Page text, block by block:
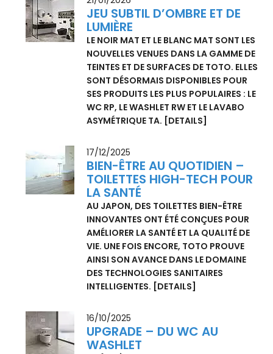
SANITAIRES QUI, GRÂCE À LA
CONCEPTION UNIVERSELLE (« UNIVERSAL
DESIGN ») SONT CONFORTABLES,
FACILES À UTILISER ET ACCESSIBLES À
TOUS.[DETAILS]
21/01/2026
JEU SUBTIL D’OMBRE ET DE
LUMIÈRE
NOUVELLES VENUES DANS LA GAMME DE
TEINTES ET DE SURFACES DE TOTO. ELLES
SONT DÉSORMAIS DISPONIBLES POUR
SES PRODUITS LES PLUS POPULAIRES : LE
WC RP, LE WASHLET RW ET LE LAVABO
ASYMÉTRIQUE TA. [DETAILS]
17/12/2025
BIEN-ÊTRE AU QUOTIDIEN –
TOILETTES HIGH-TECH POUR
LA SANTÉ
INNOVANTES ONT ÉTÉ CONÇUES POUR
AMÉLIORER LA SANTÉ ET LA QUALITÉ DE
VIE. UNE FOIS ENCORE, TOTO PROUVE